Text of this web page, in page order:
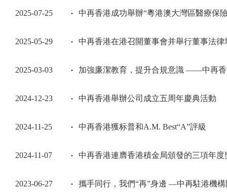
2025-07-25 中再香港成功舉辦“粵港澳大灣區醫療保
2025-05-29 中再香港在港召開董事會并舉行董事法律
2025-03-03 加強廉潔教育，提升合規意識 ——中再
2024-12-23 中再香港舉辦公司成立五周年慶典活動
2024-11-25 中再香港獲标普和A.M. Best“A”評級
2024-11-07 中再香港連膺香港積金局頒發的三項年度
2023-06-27 攜手同行，我們“再”身邊 —中再駐港機